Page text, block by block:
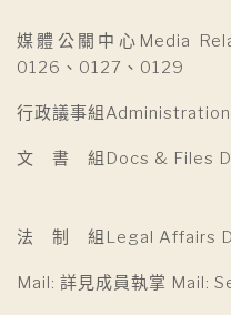
媒體公關中心Media
0126、0127、0129
行政議事組
文 書 組Docs & Files
法 制 組Legal Affairs
Mail: 詳見成員執掌 Mail: